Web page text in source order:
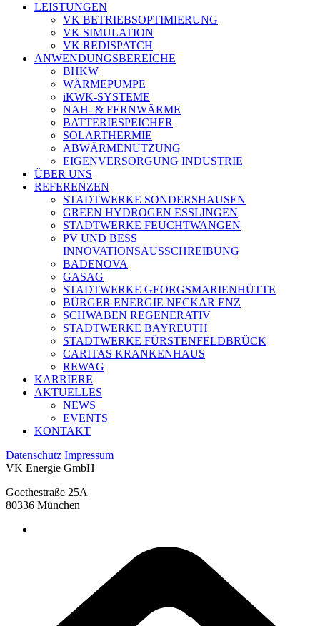
LEISTUNGEN
VK BETRIEBSOPTIMIERUNG
VK SIMULATION
VK REDISPATCH
ANWENDUNGSBEREICHE
BHKW
WÄRMEPUMPE
iKWK-SYSTEME
NAH- & FERNWÄRME
BATTERIESPEICHER
SOLARTHERMIE
ABWÄRMENUTZUNG
EIGENVERSORGUNG INDUSTRIE
ÜBER UNS
REFERENZEN
STADTWERKE SONDERSHAUSEN
GREEN HYDROGEN ESSLINGEN
STADTWERKE FEUCHTWANGEN
PV UND BESS
INNOVATIONSAUSSCHREIBUNG
BADENOVA
GASAG
STADTWERKE GEORGSMARIENHÜTTE
BÜRGER ENERGIE NECKAR ENZ
SCHWABEN REGENERATIV
STADTWERKE BAYREUTH
STADTWERKE FÜRSTENFELDBRÜCK
CARITAS KRANKENHAUS
REWAG
KARRIERE
AKTUELLES
NEWS
EVENTS
KONTAKT
Datenschutz Impressum
VK Energie GmbH
Goethestraße 25A
80336 München